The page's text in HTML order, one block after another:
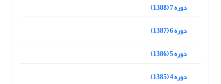
دوره 7 (1388)
دوره 6 (1387)
دوره 5 (1386)
دوره 4 (1385)